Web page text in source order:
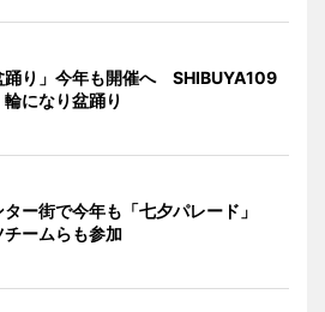
踊り」今年も開催へ SHIBUYA109
になり盆踊り
ター街で今年も「七夕パレード」
チームらも参加